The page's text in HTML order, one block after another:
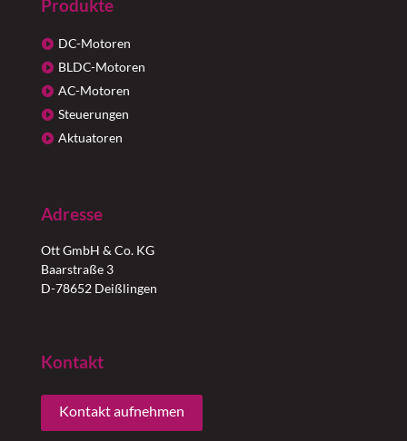
Produkte
DC-Motoren
BLDC-Motoren
AC-Motoren
Steuerungen
Aktuatoren
Adresse
Ott GmbH & Co. KG
Baarstraße 3
D-78652 Deißlingen
Kontakt
Kontakt aufnehmen